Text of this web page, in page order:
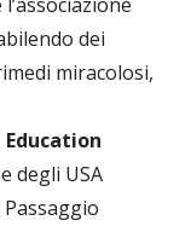
dei
miracolosi,
degli USA